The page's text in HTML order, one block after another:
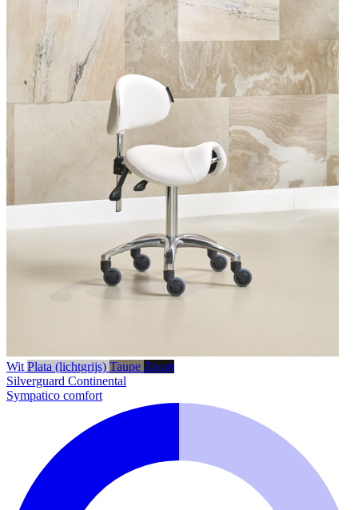
Wit Plata (lichtgrijs) Taupe Zwart
Silverguard Continental
Sympatico comfort